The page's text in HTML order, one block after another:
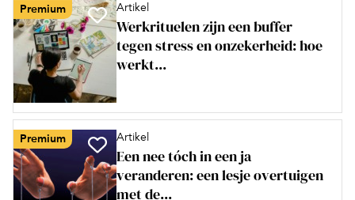
Premium Artikel
Werkrituelen zijn een buffer
tegen stress en onzekerheid: hoe
werkt...
Premium Artikel
Een nee tóch in een ja
veranderen: een lesje overtuigen
met de...